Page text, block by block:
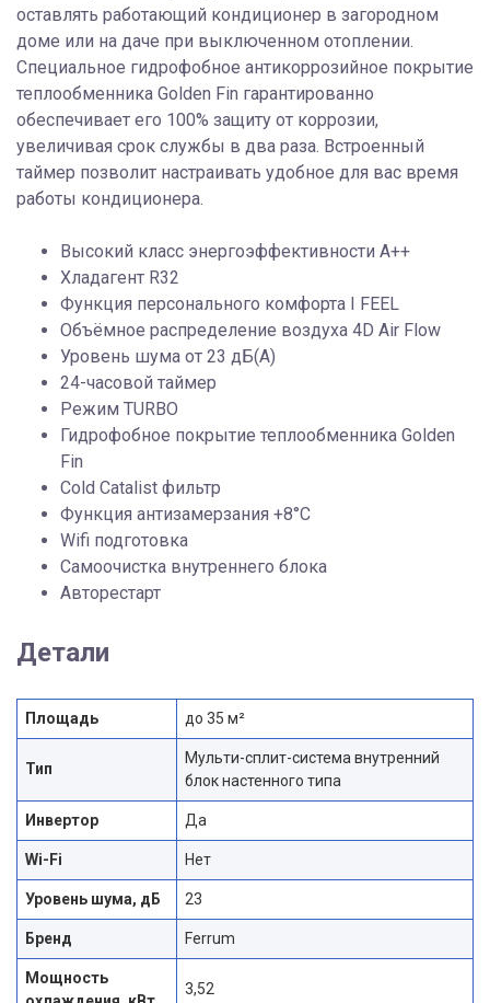
оставлять работающий кондиционер в загородном
доме или на даче при выключенном отоплении.
Специальное гидрофобное антикоррозийное покрытие
теплообменника Golden Fin гарантированно
обеспечивает его 100% защиту от коррозии,
увеличивая срок службы в два раза. Встроенный
таймер позволит настраивать удобное для вас время
работы кондиционера.
Высокий класс энергоэффективности А++
Хладагент R32
Функция персонального комфорта I FEEL
Объёмное распределение воздуха 4D Air Flow
Уровень шума от 23 дБ(А)
24-часовой таймер
Режим TURBO
Гидрофобное покрытие теплообменника Golden
Fin
Cold Catalist фильтр
Функция антизамерзания +8°С
Wifi подготовка
Самоочистка внутреннего блока
Авторестарт
Детали
Площадь до 35 м²
Тип
Мульти-сплит-система внутренний
блок настенного типа
Инвертор Да
Wi-Fi Нет
Уровень шума, дБ 23
Бренд Ferrum
Мощность
3,52